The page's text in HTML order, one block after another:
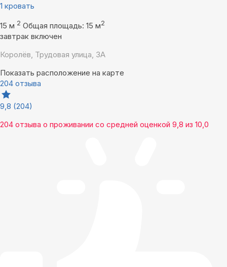
1 кровать
15 м 2 Общая площадь: 15 м2
завтрак включен
Королёв, Трудовая улица, 3А
Показать расположение на карте
204 отзыва
9,8 (204)
204 отзыва о проживании со средней оценкой 9,8 из 10,0